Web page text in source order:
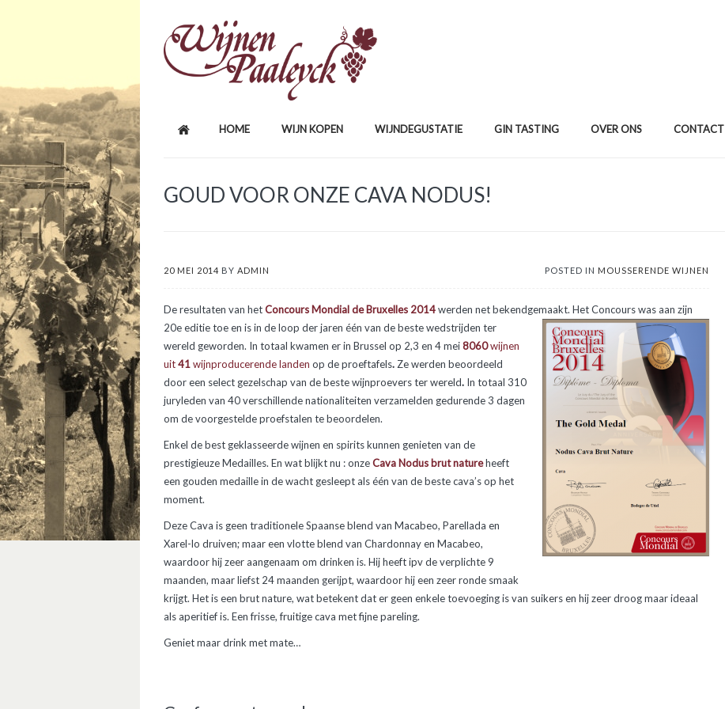
HOME WIJN KOPEN WIJNDEGUSTATIE GIN TASTING OVER ONS CONTACT
GOUD VOOR ONZE CAVA NODUS!
20 MEI 2014 BY ADMIN POSTED IN MOUSSERENDE WIJNEN
De resultaten van hetConcours Mondial de Bruxelles 2014werden net bekendgemaakt. Het Concours was aan zijn
20e editietoe en is in de loop der jaren één van de beste wedstrijden ter
wereld geworden. In totaal kwamen er in Brussel op 2,3 en 4 mei8060wijnen
uit41wijnproducerende landen op de proeftafels. Ze werden beoordeeld
door een select gezelschap van de beste wijnproevers ter wereld. In totaal 310
juryleden van 40 verschillende nationaliteiten verzamelden gedurende 3 dagen
om de voorgestelde proefstalen te beoordelen.
Enkel de best geklasseerde wijnen en spirits kunnen genieten van de
prestigieuze Medailles. En wat blijkt nu : onzeCava Nodus brut natureheeft
een gouden medaille in de wacht gesleept als één van de beste cava’s op het
moment.
Deze Cava is geen traditionele Spaanse blend van Macabeo, Parellada en
Xarel-lo druiven; maar een vlotte blend van Chardonnay en Macabeo,
waardoor hij zeer aangenaam om drinken is. Hij heeft ipv de verplichte 9
maanden, maar liefst 24 maanden gerijpt, waardoor hij een zeer ronde smaak
krijgt. Het is een brut nature, wat betekent dat er geen enkele toevoeging is van suikers en hij zeer droog maar ideaal
als aperitief is. Een frisse, fruitige cava met fijne pareling.
Geniet maar drink met mate…